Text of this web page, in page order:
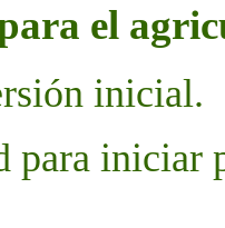
el
inicial.
iniciar